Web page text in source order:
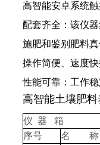
高智能安卓系统
配套齐全：该仪
施肥和鉴别肥料
操作简便、速度
性能可靠：工作
高智能土壤肥
仪 器
箱
序号
名
称